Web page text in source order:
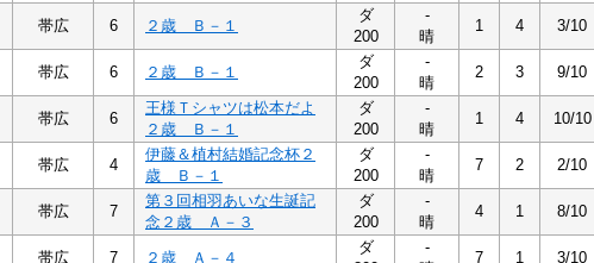
帯広 6 ２歳 Ｂ－１
ダ
200
-
晴
1 4 3/10
帯広 6 ２歳 Ｂ－１
ダ
200
-
晴
2 3 9/10
帯広 6
王様Ｔシャツは松本だよ
２歳 Ｂ－１
ダ
200
-
晴
1 4 10/10
帯広 4
伊藤＆植村結婚記念杯２
歳 Ｂ－１
ダ
200
-
晴
7 2 2/10
帯広 7
第３回相羽あいな生誕記
念２歳 Ａ－３
ダ
200
-
晴
4 1 8/10
帯広 7 ２歳 Ａ－４
ダ
-
7 1 3/10